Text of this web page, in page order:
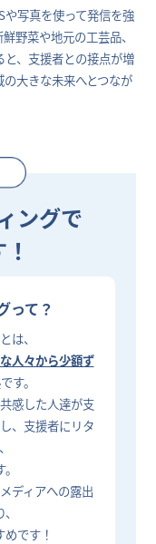
写真を使って発信を強
野菜や地元の工芸品、
、支援者との接点が増
大きな未来へとつなが
ングで
って？
は、
人々から少額ず
です。
感した人達が支
、支援者にリタ
ディアへの露出
です！